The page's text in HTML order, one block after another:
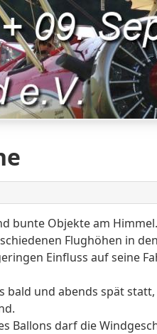
bunte Objekte am Himmel.
Flughöhen in
Einfluss auf seine
und abends spät
Ballons darf die